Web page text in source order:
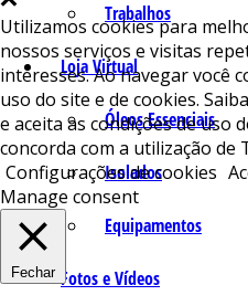
Trabalhos
Loja Virtual
Óleos Essenciais
Isolados
Equipamentos
Fotos e Vídeos
Utilizamos cookies para
nossos serviços e visitas
interesses. Ao navegar você
uso do site e de cookies.
e aceita as condições de uso
concorda com a utilização de
Configurações de cookies
Manage consent
Fechar